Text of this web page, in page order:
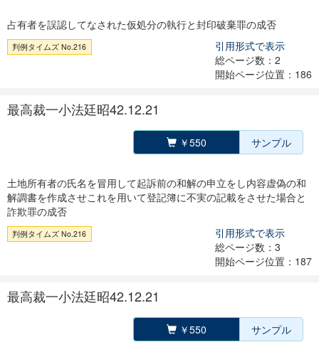
占有者を誤認してなされた仮処分の執行と封印破棄罪の成否
判例タイムズ No.216
引用形式で表示
総ページ数：2
開始ページ位置：186
最高裁一小法廷昭42.12.21
￥550 サンプル
土地所有者の氏名を冒用して起訴前の和解の申立をし内容虚偽の和
解調書を作成させこれを用いて登記簿に不実の記載をさせた場合と
詐欺罪の成否
判例タイムズ No.216
引用形式で表示
総ページ数：3
開始ページ位置：187
最高裁一小法廷昭42.12.21
￥550 サンプル